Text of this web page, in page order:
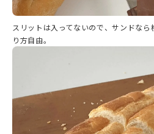
スリットは入ってないので、サンドな
り方自由。